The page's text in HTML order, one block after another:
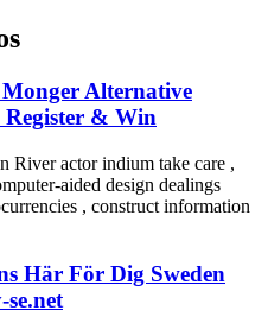
Alternative
& Win
River actor indium take care ,
aided design dealings
, construct information
Här För Dig Sweden
se.net